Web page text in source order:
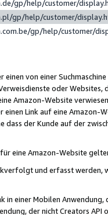
gp/help/customer/
gp/help/customer/
gp/help/customer/
von einer
oder Websites,
Amazon-Website
einen Link auf eine
dass der Kunde auf der
eine Amazon-Website
und erfasst werden,
in einer Mobilen
der nicht Creators